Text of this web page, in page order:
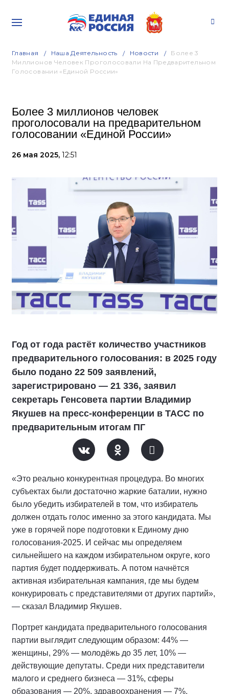
Главная Наша Деятельность Новости
Более 3
Миллионов Человек Проголосовали На Предварительном
Голосовании «Единой России»
Более 3 миллионов человек
проголосовали на предварительном
голосовании «Единой России»
26 мая 2025, 12:51
Год от года растёт количество участников
предварительного голосования: в 2025 году
было подано 22 509 заявлений,
зарегистрировано — 21 336, заявил
секретарь Генсовета партии Владимир
Якушев на пресс-конференции в ТАСС по
предварительным итогам ПГ
«Это реально конкурентная процедура. Во многих
субъектах были достаточно жаркие баталии, нужно
было убедить избирателей в том, что избиратель
должен отдать голос именно за этого кандидата. Мы
уже в горячей поре подготовки к Единому дню
голосования-2025. И сейчас мы определяем
сильнейшего на каждом избирательном округе, кого
партия будет поддерживать. А потом начнётся
активная избирательная кампания, где мы будем
конкурировать с представителями от других партий»,
— сказал Владимир Якушев.
Портрет кандидата предварительного голосования
партии выглядит следующим образом: 44% —
женщины, 29% — молодёжь до 35 лет, 10% —
действующие депутаты. Среди них представители
малого и среднего бизнеса — 31%, сферы
образования — 20%, здравоохранения — 7%,